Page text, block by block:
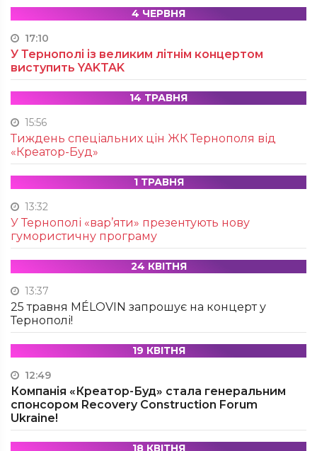
4 ЧЕРВНЯ
17:10
У Тернополі із великим літнім концертом
виступить YAKTAK
14 ТРАВНЯ
15:56
Тиждень спеціальних цін ЖК Тернополя від
«Креатор-Буд»
1 ТРАВНЯ
13:32
У Тернополі «вар’яти» презентують нову
гумористичну програму
24 КВІТНЯ
13:37
25 травня MÉLOVIN запрошує на концерт у
Тернополі!
19 КВІТНЯ
12:49
Компанія «Креатор-Буд» стала генеральним
спонсором Recovery Construction Forum
Ukraine!
18 КВІТНЯ